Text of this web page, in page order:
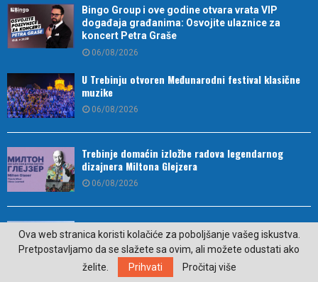
Bingo Group i ove godine otvara vrata VIP
događaja građanima: Osvojite ulaznice za
koncert Petra Graše
06/08/2026
U Trebinju otvoren Međunarodni festival klasične
muzike
06/08/2026
Trebinje domaćin izložbe radova legendarnog
dizajnera Miltona Glejzera
06/08/2026
(VIDEO) Situacija sa požarima pod kontrolom: Od
jutros dejstvuje helikopter na području Trebinja
06/08/2026
Ova web stranica koristi kolačiće za poboljšanje vašeg iskustva.
Pretpostavljamo da se slažete sa ovim, ali možete odustati ako
želite.
Prihvati Pročitaj više